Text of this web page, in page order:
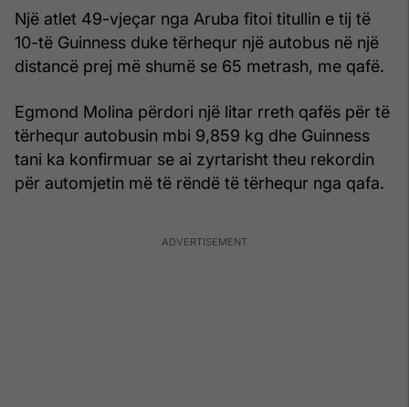
Një atlet 49-vjeçar nga Aruba fitoi titullin e tij të
10-të Guinness duke tërhequr një autobus në një
distancë prej më shumë se 65 metrash, me qafë.
Egmond Molina përdori një litar rreth qafës për të
tërhequr autobusin mbi 9,859 kg dhe Guinness
tani ka konfirmuar se ai zyrtarisht theu rekordin
për automjetin më të rëndë të tërhequr nga qafa.